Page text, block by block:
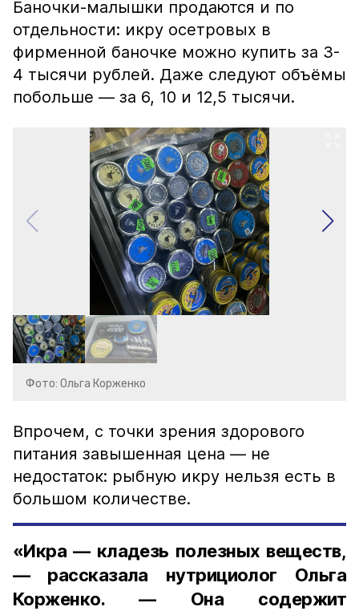
Баночки-малышки продаются и по
отдельности: икру осетровых в
фирменной баночке можно купить за 3-
4 тысячи рублей. Даже следуют объёмы
побольше — за 6, 10 и 12,5 тысячи.
Фото: Ольга Корженко
Впрочем, с точки зрения здорового
питания завышенная цена — не
недостаток: рыбную икру нельзя есть в
большом количестве.
«Икра — кладезь полезных веществ,
— рассказала нутрициолог Ольга
Корженко. — Она содержит